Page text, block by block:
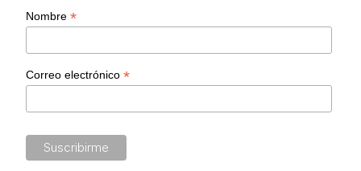
Nombre*
Correo electrónico*